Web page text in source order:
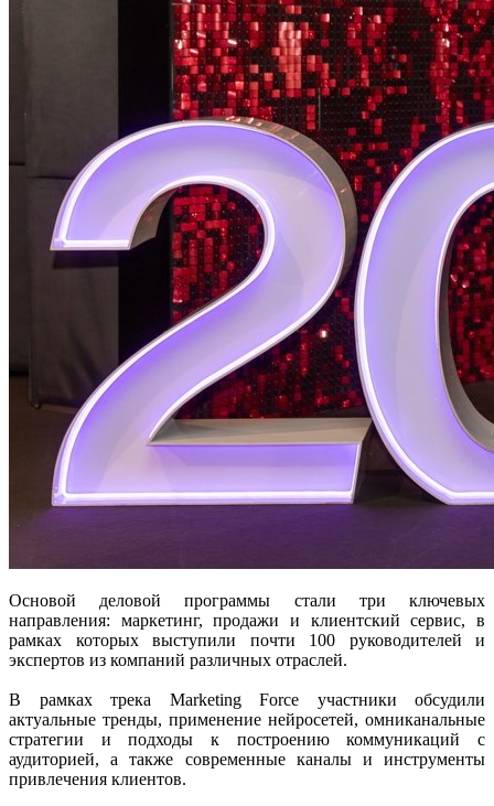
Основой деловой программы стали три ключевых
направления: маркетинг, продажи и клиентский сервис, в
рамках которых выступили почти 100 руководителей и
экспертов из компаний различных отраслей.
В рамках трека Marketing Force участники обсудили
актуальные тренды, применение нейросетей, омниканальные
стратегии и подходы к построению коммуникаций с
аудиторией, а также современные каналы и инструменты
привлечения клиентов.